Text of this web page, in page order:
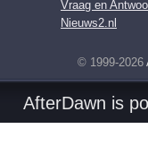
Vraag en
Nieuws2.nl
© 1999-2026
AfterDawn is